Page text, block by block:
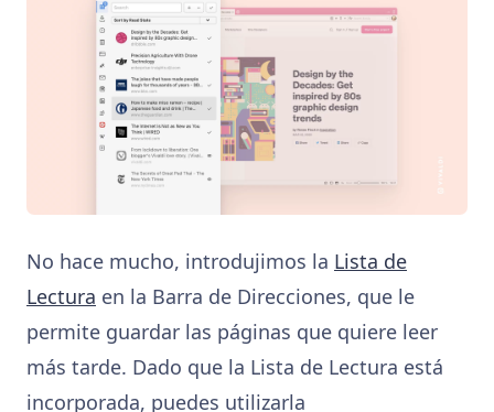
No hace mucho, introdujimos la Lista de
Lectura en la Barra de Direcciones, que le
permite guardar las páginas que quiere leer
más tarde. Dado que la Lista de Lectura está
incorporada, puedes utilizarla